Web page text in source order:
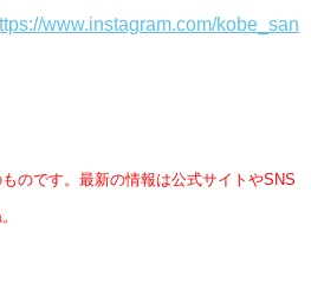
www.instagram.com/kobe_san
のです。最新の情報は公式サイトやSNS